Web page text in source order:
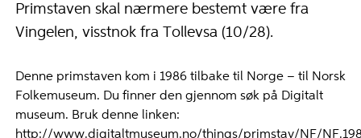
Primstaven skal nærmere bestemt være fra
Vingelen, visstnok fra Tollevsa (10/28).
Denne primstaven kom i 1986 tilbake til Norge – til Norsk
Folkemuseum. Du finner den gjennom søk på Digitalt
museum. Bruk denne linken:
http://www.digitaltmuseum.no/things/primstav/NF/